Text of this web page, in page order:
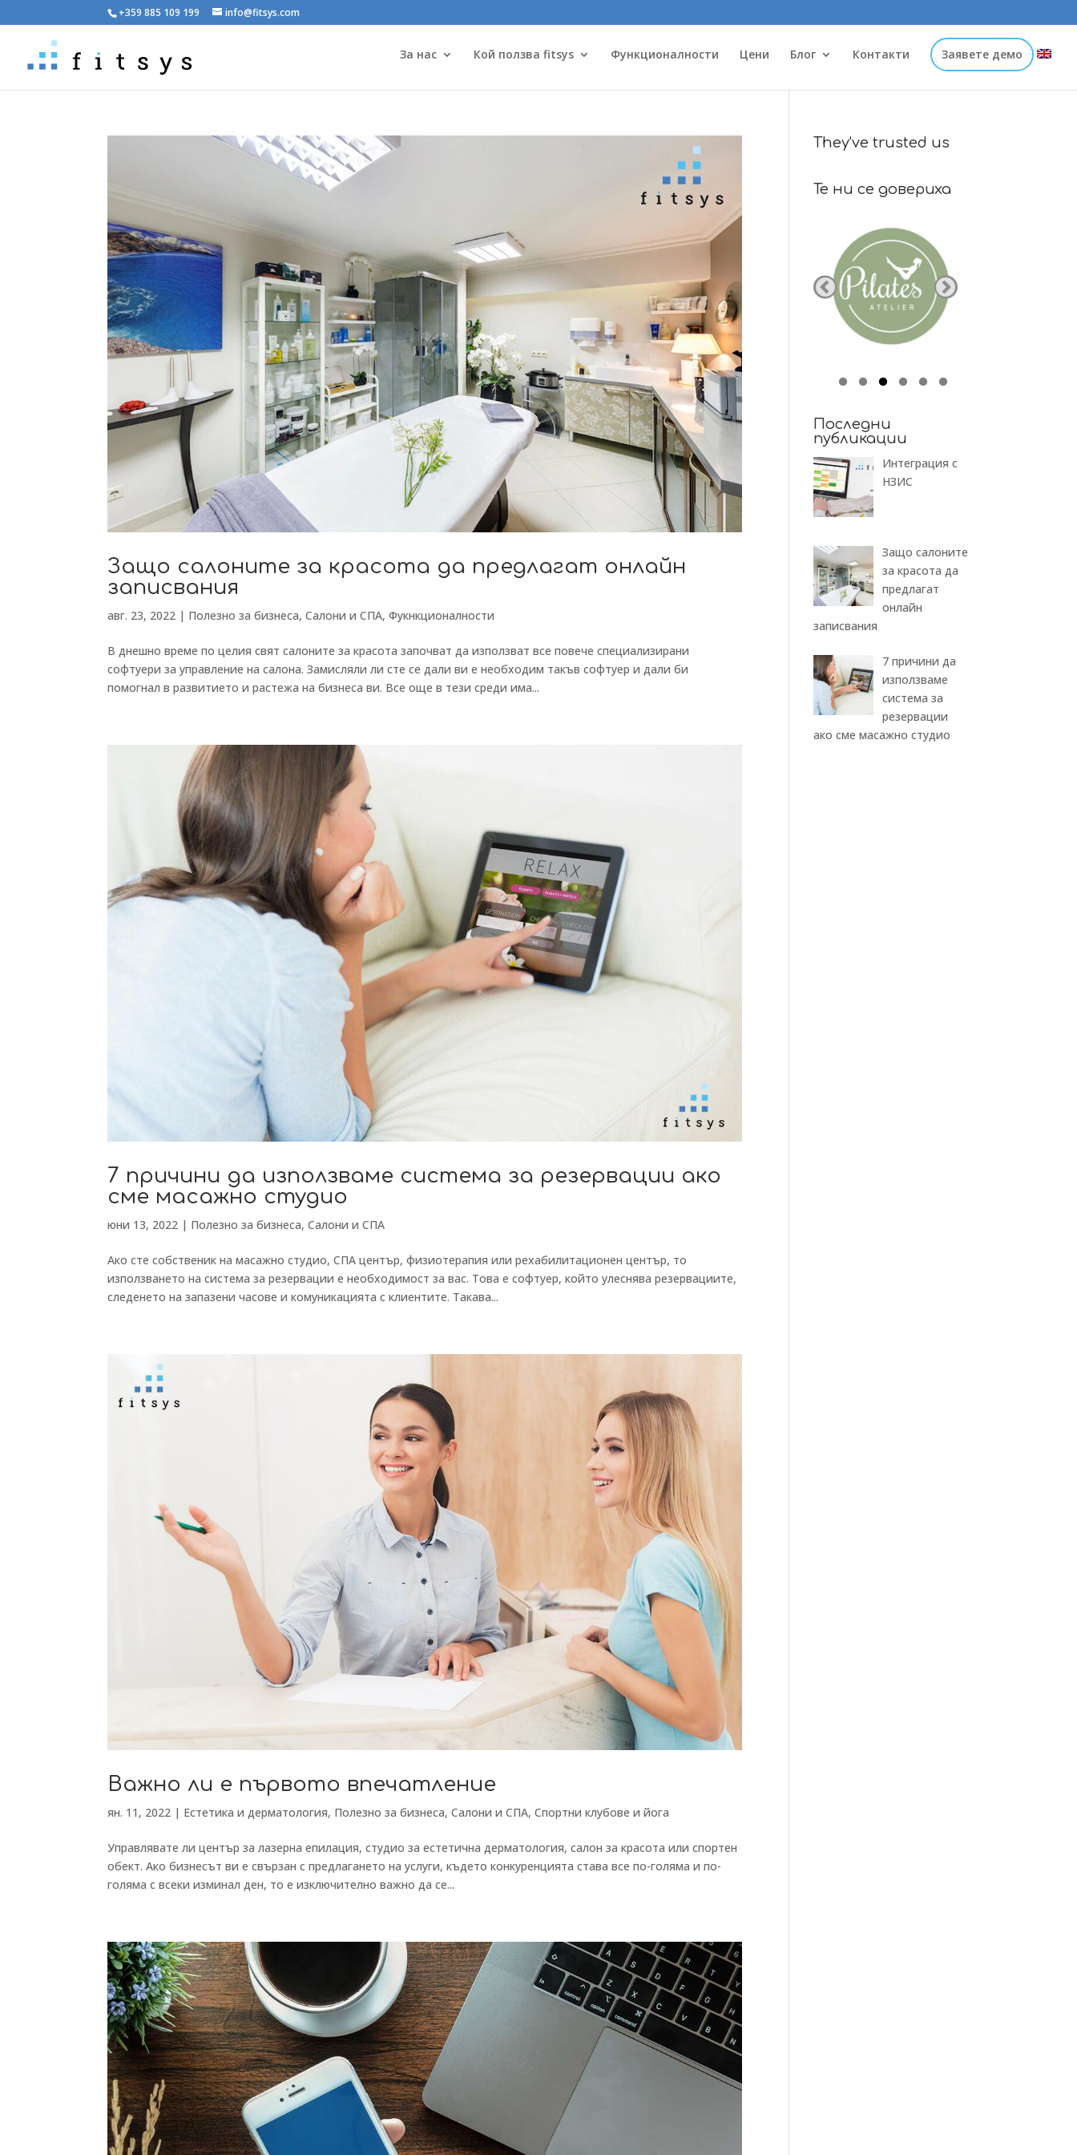
+359 885 109 199 info@fitsys.com
За нас Кой ползва fitsys Функционалности Цени Блог Контакти Заявете демо
Защо салоните за красота да предлагат онлайн
записвания
авг. 23, 2022 | Полезно за бизнеса,Салони и СПА,Фукнкционалности
В днешно време по целия свят салоните за красота започват да използват все повече специализирани
софтуери за управление на салона. Замисляли ли сте се дали ви е необходим такъв софтуер и дали би
помогнал в развитието и растежа на бизнеса ви. Все още в тези среди има...
7 причини да използваме система за резервации ако
сме масажно студио
юни 13, 2022 | Полезно за бизнеса,Салони и СПА
Ако сте собственик на масажно студио, СПА център, физиотерапия или рехабилитационен център, то
използването на система за резервации е необходимост за вас. Това е софтуер, който улеснява резервациите,
следенето на запазени часове и комуникацията с клиентите. Такава...
Важно ли е първото впечатление
ян. 11, 2022 | Естетика и дерматология, Полезно за бизнеса,Салони и СПА,Спортни клубове и йога
Управлявате ли център за лазерна епилация, студио за естетична дерматология, салон за красота или спортен
обект. Ако бизнесът ви е свързан с предлагането на услуги, където конкуренцията става все по-голяма и по-
голяма с всеки изминал ден, то е изключително важно да се...
They’ve trusted us
Те ни се довериха
Последни
публикации
Интеграция с
НЗИС
Защо салоните
за красота да
предлагат
онлайн
записвания
7 причини да
използваме
система за
резервации
ако сме масажно студио